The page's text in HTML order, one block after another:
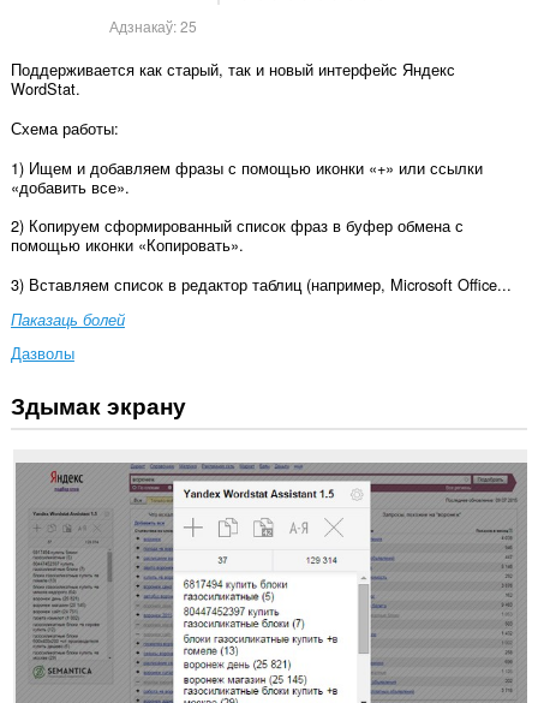
Адзнакаў:25
Поддерживается как старый, так и новый интерфейс Яндекс
WordStat.
Схема работы:
1) Ищем и добавляем фразы с помощью иконки «+» или ссылки
«добавить все».
2) Копируем сформированный список фраз в буфер обмена с
помощью иконки «Копировать».
3) Вставляем список в редактор таблиц (например, Microsoft Office...
Паказаць болей
Дазволы
Гэта
пашырэнне
мець
доступ
вашых
дадзеных
некаторых
вэб-
сайтах.
Здымак экрану